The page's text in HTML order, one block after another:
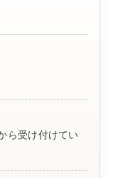
ら受け付けてい